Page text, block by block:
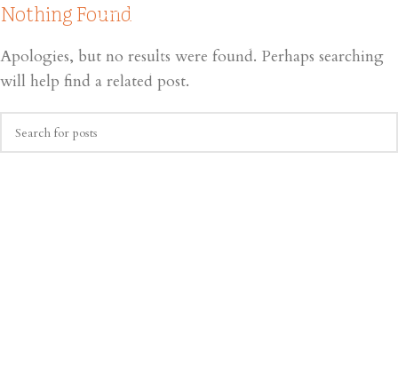
Nothing Found
Apologies, but no results were found. Perhaps searching
will help find a related post.